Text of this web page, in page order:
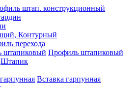
штап. конструкционный
Контурный
перехода
Профиль штапиковый
Штапик
Вставка гарпунная